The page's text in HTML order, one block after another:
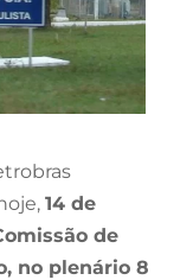
14 de
de
no plenário 8